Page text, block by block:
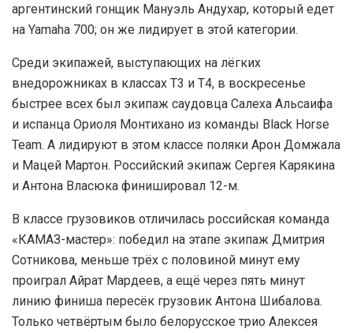
аргентинский гонщик Мануэль Андухар, который едет
на Yamaha 700; он же лидирует в этой категории.
Среди экипажей, выступающих на лёгких
внедорожниках в классах T3 и Т4, в воскресенье
быстрее всех был экипаж саудовца Салеха Альсаифа
и испанца Ориоля Монтихано из команды Black Horse
Team. А лидируют в этом классе поляки Арон Домжала
и Мацей Мартон. Российский экипаж Сергея Карякина
и Антона Власюка финишировал 12-м.
В классе грузовиков отличилась российская команда
«КАМАЗ-мастер»: победил на этапе экипаж Дмитрия
Сотникова, меньше трёх с половиной минут ему
проиграл Айрат Мардеев, а ещё через пять минут
линию финиша пересёк грузовик Антона Шибалова.
Только четвёртым было белорусское трио Алексея